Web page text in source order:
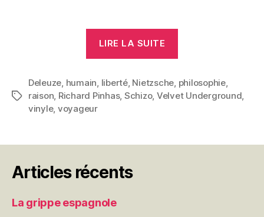
LIRE LA SUITE
Étiquettes
Deleuze humain liberté, Nietzsche philosophie,
raison Richard Pinhas, Schizo, Velvet Underground
vinyle, voyageur
Articles récents
La grippe espagnole